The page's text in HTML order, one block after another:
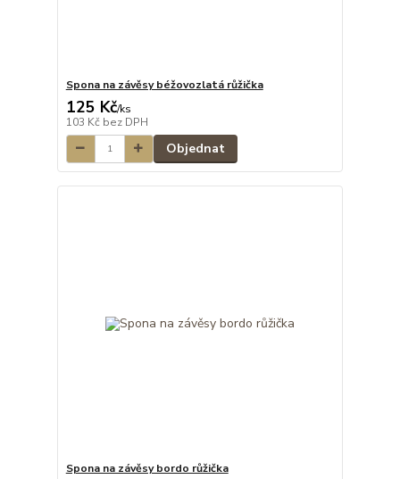
Spona na závěsy béžovozlatá růžička
125 Kč/ks
103 Kč bez DPH
Objednat
Spona na závěsy bordo růžička